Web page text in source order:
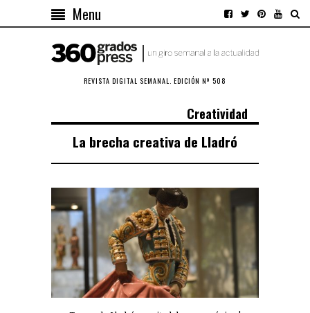
Menu
REVISTA DIGITAL SEMANAL. EDICIÓN Nº 508
Creatividad
La brecha creativa de Lladró